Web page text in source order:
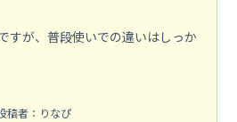
すが、普段使いでの違いはしっか
稿者：りなぴ